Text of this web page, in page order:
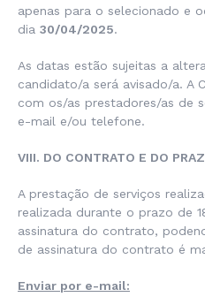
apenas para o selecionado e
dia 30/04/2025.
As datas estão sujeitas a
candidato/a será avisado/a. A
com os/as prestadores/as de
e-mail e/ou telefone.
VIII. DO CONTRATO E DO
A prestação de serviços
realizada durante o prazo de
assinatura do contrato,
de assinatura do contrato é
Enviar por e-mail: